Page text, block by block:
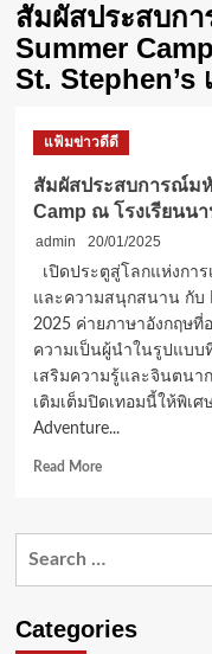
สัมผัสประสบก
Summer
St. Stephen’s
แฟ้มข่าวดีดี
สัมผัสประสบการณ์ม
Camp ณ โรงเรียนน
admin
20/01/2025
เปิดประตูสู่โลกแห่งกา
และความสนุกสนาน กับ
2025 ค่ายภาษาอังกฤษ
ความเป็นผู้นำในรูปแบบ
เสริมความรู้และจินตนา
เติมเต็มปิดเทอมนี้ให้พิเ
Adventure...
Read MoreRead
สัมผัส
English
Categories